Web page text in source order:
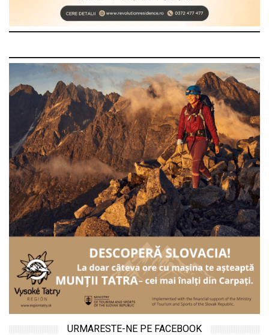
URMARESTE-NE PE FACEBOOK